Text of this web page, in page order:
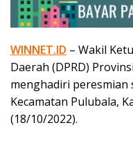
WINNET.ID – Wakil
Daerah (DPRD)
menghadiri peresmian
Kecamatan Pulubala,
(18/10/2022).